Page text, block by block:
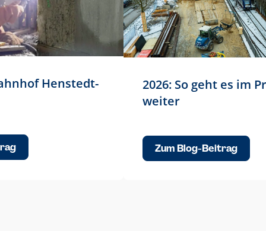
Henstedt-
2026: So geht es im
weiter
Zum Blog-Beitrag